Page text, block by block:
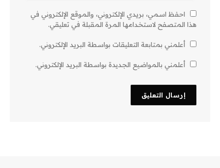
احفظ اسمي، بريدي الإلكتروني، والموقع الإلكتروني في
هذا المتصفح لاستخدامها المرة المقبلة في تعليقي.
أعلمني بمتابعة التعليقات بواسطة البريد الإلكتروني.
أعلمني بالمواضيع الجديدة بواسطة البريد الإلكتروني.